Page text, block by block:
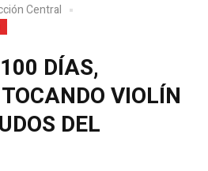
Central
DÍAS,
VIOLÍN
DEL